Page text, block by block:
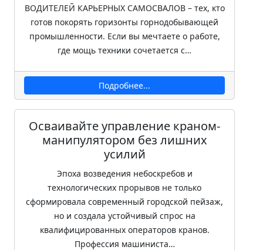
ВОДИТЕЛЕЙ КАРЬЕРНЫХ САМОСВАЛОВ – тех, кто
готов покорять горизонты горнодобывающей
промышленности. Если вы мечтаете о работе,
где мощь техники сочетается с…
Подробнее...
Осваивайте управление краном-
манипулятором без лишних
усилий
Эпоха возведения небоскребов и
технологических прорывов не только
сформировала современный городской пейзаж,
но и создала устойчивый спрос на
квалифицированных операторов кранов.
Профессия машиниста…